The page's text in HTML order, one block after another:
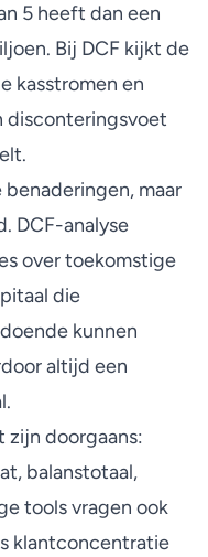
5 heeft dan een
Bij DCF kijkt de
kasstromen en
disconteringsvoet
maar
DCF-analyse
over toekomstige
die
kunnen
altijd een
zijn doorgaans:
balanstotaal,
tools vragen ook
klantconcentratie